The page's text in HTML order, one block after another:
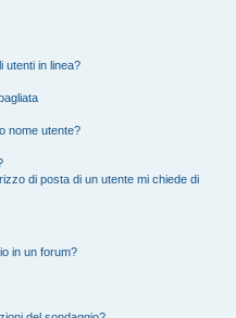
utenti in linea?
nome utente?
di posta di un utente mi chiede di
in un forum?